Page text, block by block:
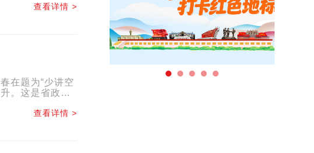
查看详情 >
在题为“少讲空
。这是省政协
查看详情 >